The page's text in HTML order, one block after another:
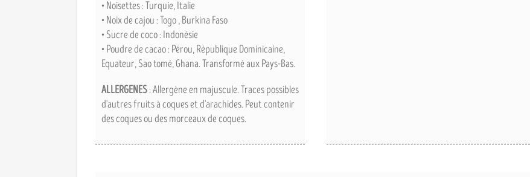
• Noisettes : Turquie, Italie
• Noix de cajou : Togo , Burkina Faso
• Sucre de coco : Indonésie
• Poudre de cacao : Pérou, République Dominicaine,
Equateur, Sao tomé, Ghana. Transformé aux Pays-Bas.
ALLERGENES: Allergène en majuscule. Traces possibles
d'autres fruits à coques et d'arachides. Peut contenir
des coques ou des morceaux de coques.